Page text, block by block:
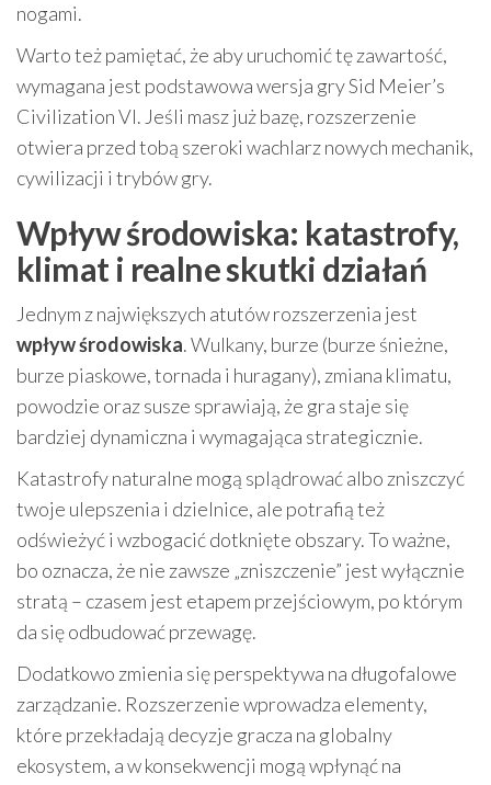
nogami.
Warto też pamiętać, że aby uruchomić tę zawartość,
wymagana jest podstawowa wersja gry Sid Meier’s
Civilization VI. Jeśli masz już bazę, rozszerzenie
otwiera przed tobą szeroki wachlarz nowych mechanik,
cywilizacji i trybów gry.
Wpływ środowiska: katastrofy,
klimat i realne skutki działań
Jednym z największych atutów rozszerzenia jest
wpływ środowiska. Wulkany, burze (burze śnieżne,
burze piaskowe, tornada i huragany), zmiana klimatu,
powodzie oraz susze sprawiają, że gra staje się
bardziej dynamiczna i wymagająca strategicznie.
Katastrofy naturalne mogą splądrować albo zniszczyć
twoje ulepszenia i dzielnice, ale potrafią też
odświeżyć i wzbogacić dotknięte obszary. To ważne,
bo oznacza, że nie zawsze „zniszczenie” jest wyłącznie
stratą – czasem jest etapem przejściowym, po którym
da się odbudować przewagę.
Dodatkowo zmienia się perspektywa na długofalowe
zarządzanie. Rozszerzenie wprowadza elementy,
które przekładają decyzje gracza na globalny
ekosystem, a w konsekwencji mogą wpłynąć na